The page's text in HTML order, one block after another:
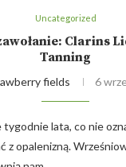
Uncategorized
Clarins
Tanning
fields 6
lata, co nie
z opalenizną.